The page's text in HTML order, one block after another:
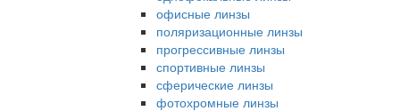
офисные линзы
поляризационные линзы
прогрессивные линзы
спортивные линзы
сферические линзы
фотохромные линзы